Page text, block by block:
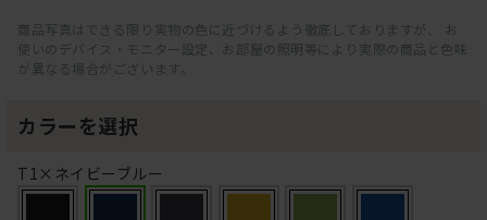
商品写真はできる限り実物の色に近づけるよう徹底しておりますが、 お
使いのデバイス・モニター設定、お部屋の照明等により実際の商品と色味
が異なる場合がございます。
カラーを選択
T1×ネイビーブルー